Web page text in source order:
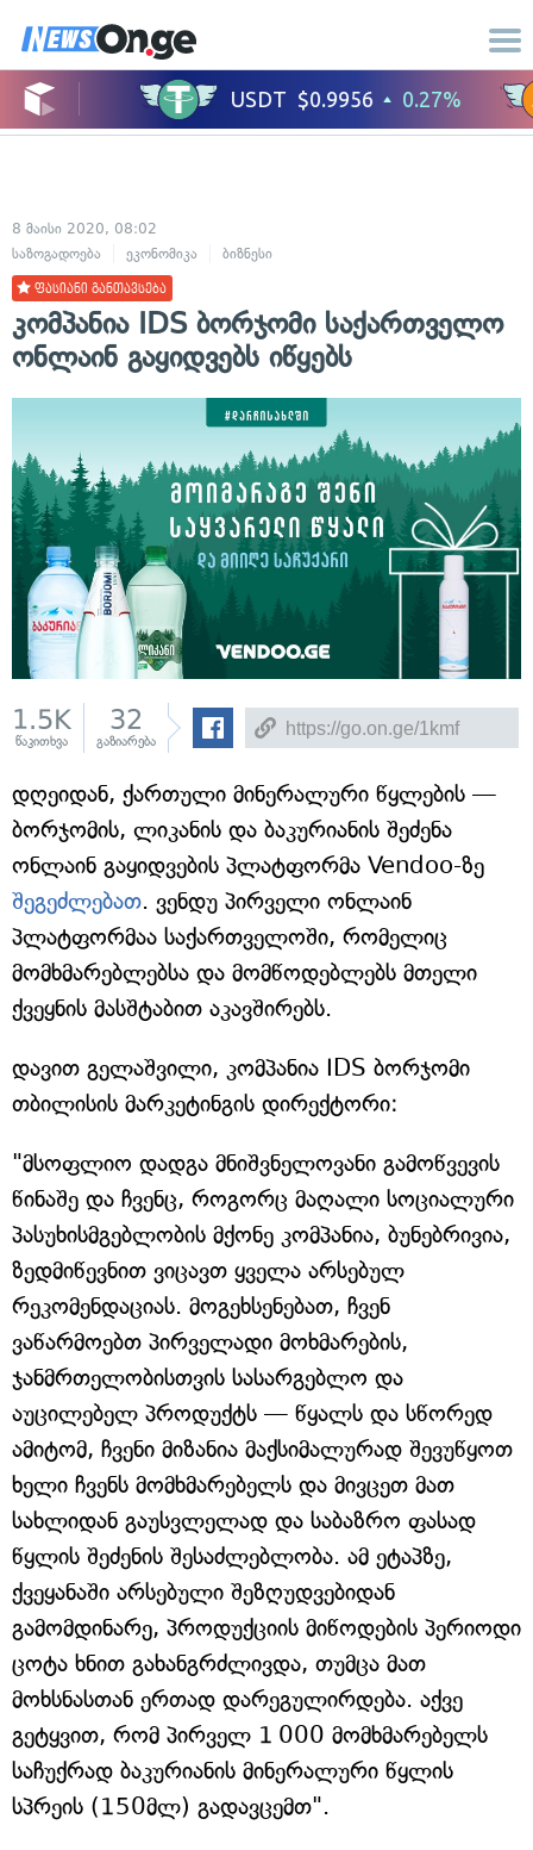
8 მაისი 2020, 08:02
საზოგადოება
ეკონომიკა ბიზნესი
ფასიანი განთავსება
კომპანია IDS ბორჯომი საქართველო
ონლაინ გაყიდვებს იწყებს
1.5K
წაკითხვა
32
გაზიარება
დღეიდან, ქართული მინერალური წყლების —
ბორჯომის, ლიკანის და ბაკურიანის შეძენა
ონლაინ გაყიდვების პლატფორმა Vendoo-ზე
შეგეძლებათ. ვენდუ პირველი ონლაინ
პლატფორმაა საქართველოში, რომელიც
მომხმარებლებსა და მომწოდებლებს მთელი
ქვეყნის მასშტაბით აკავშირებს.
დავით გელაშვილი, კომპანია IDS ბორჯომი
თბილისის მარკეტინგის დირექტორი:
"მსოფლიო დადგა მნიშვნელოვანი გამოწვევის
წინაშე და ჩვენც, როგორც მაღალი სოციალური
პასუხისმგებლობის მქონე კომპანია, ბუნებრივია,
ზედმიწევნით ვიცავთ ყველა არსებულ
რეკომენდაციას. მოგეხსენებათ, ჩვენ
ვაწარმოებთ პირველადი მოხმარების,
ჯანმრთელობისთვის სასარგებლო და
აუცილებელ პროდუქტს — წყალს და სწორედ
ამიტომ, ჩვენი მიზანია მაქსიმალურად შევუწყოთ
ხელი ჩვენს მომხმარებელს და მივცეთ მათ
სახლიდან გაუსვლელად და საბაზრო ფასად
წყლის შეძენის შესაძლებლობა. ამ ეტაპზე,
ქვეყანაში არსებული შეზღუდვებიდან
გამომდინარე, პროდუქციის მიწოდების პერიოდი
ცოტა ხნით გახანგრძლივდა, თუმცა მათ
მოხსნასთან ერთად დარეგულირდება. აქვე
გეტყვით, რომ პირველ 1 000 მომხმარებელს
საჩუქრად ბაკურიანის მინერალური წყლის
სპრეის (150მლ) გადავცემთ".